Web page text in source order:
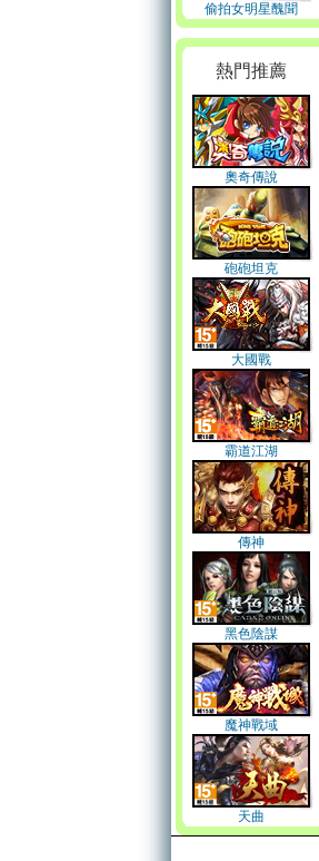
偷拍女明星醜聞
熱門推薦
奧奇傳說
砲砲坦克
大國戰
霸道江湖
傳神
黑色陰謀
魔神戰域
天曲